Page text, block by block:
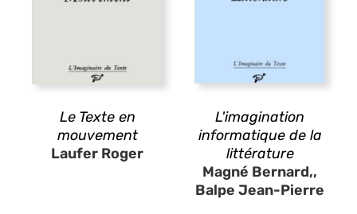
Le Texte en
mouvement
Laufer Roger
L'imagination
informatique de la
littérature
Magné Bernard,,
Balpe Jean-Pierre